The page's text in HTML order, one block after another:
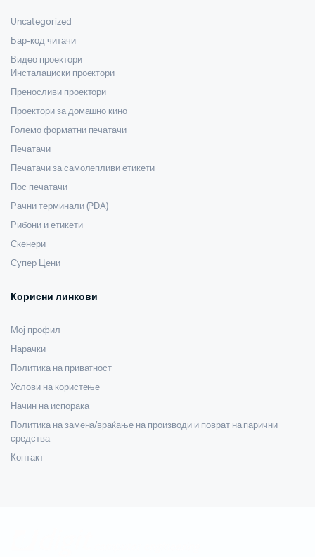
Uncategorized
Бар-код читачи
Видео проектори
Инсталациски проектори
Преносливи проектори
Проектори за домашно кино
Големо форматни печатачи
Печатачи
Печатачи за самолепливи етикети
Пос печатачи
Рачни терминали (PDA)
Рибони и етикети
Скенери
Супер Цени
Корисни линкови
Мој профил
Нарачки
Политика на приватност
Услови на користење
Начин на испорака
Политика на замена/враќање на производи и поврат на парични
средства
Контакт